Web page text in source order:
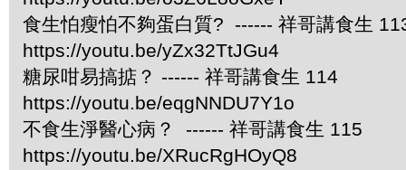
食生怕瘦怕不夠蛋白質? ------ 祥哥講食生
https://youtu.be/yZx32TtJGu4
糖尿咁易搞掂？ ------ 祥哥講食生 114
https://youtu.be/eqgNNDU7Y1o
不食生淨醫心病？ ------ 祥哥講食生 115
https://youtu.be/XRucRgHOyQ8